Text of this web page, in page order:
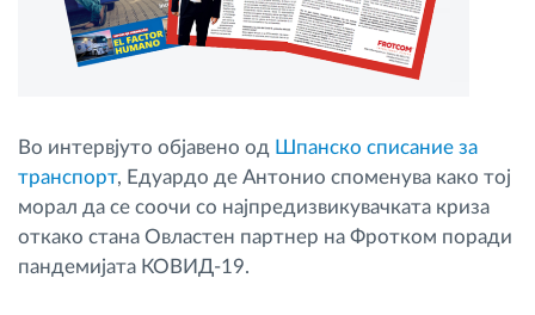
Во интервјуто објавено од Шпанско списание за
транспорт, Едуардо де Антонио споменува како тој
морал да се соочи со најпредизвикувачката криза
откако стана Овластен партнер на Фротком поради
пандемијата КОВИД-19.